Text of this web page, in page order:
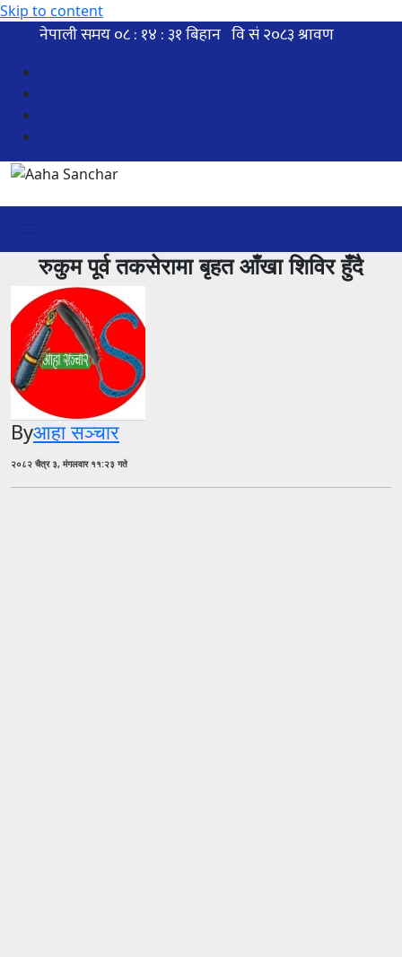
Skip to content
रुकुम पूर्व तकसेरामा बृहत आँखा शिविर हुँदै
Byआहा सञ्चार
२०८२ चैत्र ३, मंगलवार ११:२३ गते